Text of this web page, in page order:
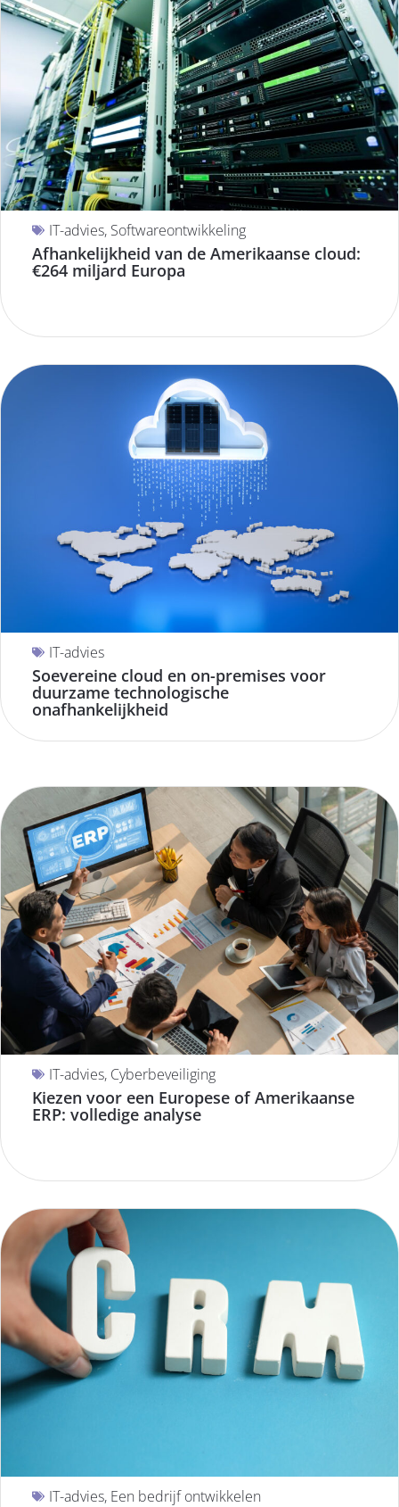
IT-advies, Softwareontwikkeling
Afhankelijkheid van de Amerikaanse cloud:
€264 miljard Europa
IT-advies
Soevereine cloud en on-premises voor
duurzame technologische
onafhankelijkheid
IT-advies, Cyberbeveiliging
Kiezen voor een Europese of Amerikaanse
ERP: volledige analyse
IT-advies, Een bedrijf ontwikkelen